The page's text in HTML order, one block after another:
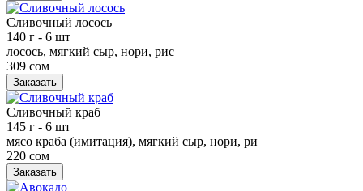
Сливочный лосось
140 г - 6 шт
лосось, мягкий сыр, нори, рис
309 сом
Заказать
Сливочный краб
145 г - 6 шт
мясо краба (имитация), мягкий сыр, нори, ри
220 сом
Заказать